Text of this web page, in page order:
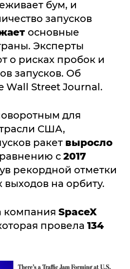
бум, и
запусков
основные
Эксперты
о рисках пробок и
запусков. Об
Wall Street Journal.
для
США,
ракет выросло
с 2017
рекордной отметки
на орбиту.
компания SpaceX
провела 134